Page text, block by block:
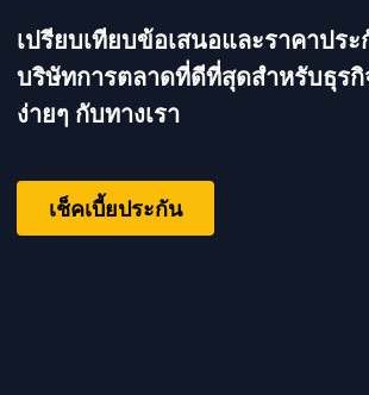
เปรียบเทียบข้อเสนอและราคาปร
บริษัทการตลาดที่ดีที่สุดสำหรับธุร
ง่ายๆ กับทางเรา
เช็คเบี้ยประกัน